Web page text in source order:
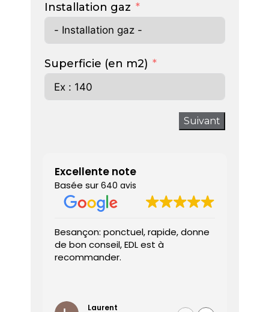
Installation gaz
Superficie (en m2)
Suivant
Excellente note
Basée sur 640 avis
Besançon: ponctuel, rapide, donne
de bon conseil, EDL est à
recommander.
Laurent